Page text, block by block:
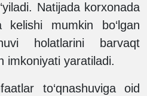
Natijada korxonada
mumkin bo‘lgan
holatlarini barvaqt
imkoniyati yaratiladi.
to‘qnashuviga oid